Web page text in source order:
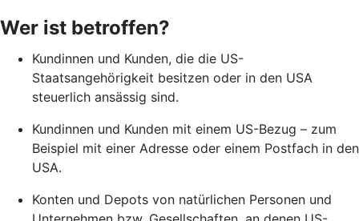
Wer ist betroffen?
Kundinnen und Kunden, die die US-
Staatsangehörigkeit besitzen oder in den USA
steuerlich ansässig sind.
Kundinnen und Kunden mit einem US-Bezug – zum
Beispiel mit einer Adresse oder einem Postfach in den
USA.
Konten und Depots von natürlichen Personen und